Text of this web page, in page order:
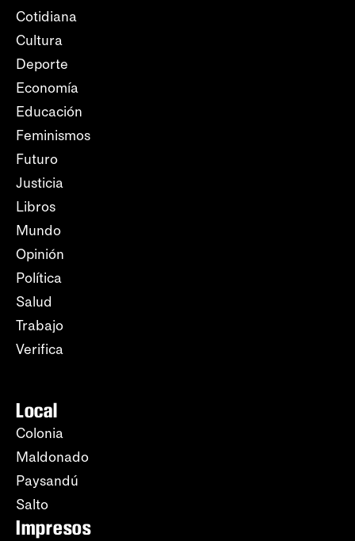
Cotidiana
Cultura
Deporte
Economía
Educación
Feminismos
Futuro
Justicia
Libros
Mundo
Opinión
Política
Salud
Trabajo
Verifica
Local
Colonia
Maldonado
Paysandú
Salto
Impresos